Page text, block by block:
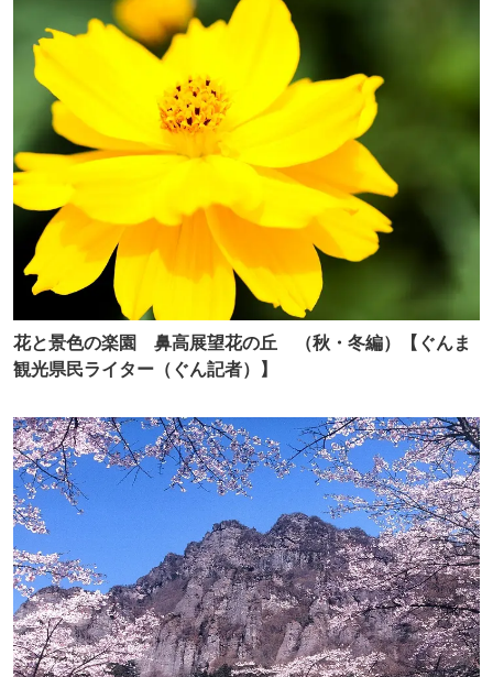
花と景色の楽園 鼻高展望花の丘 （秋・冬編）【ぐんま
観光県民ライター（ぐん記者）】